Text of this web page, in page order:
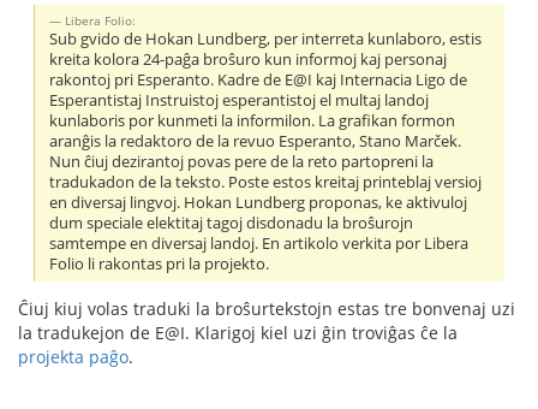
Libera Folio:
Sub gvido de Hokan Lundberg, per interreta kunlaboro, estis
kreita kolora 24-paĝa broŝuro kun informoj kaj personaj
rakontoj pri Esperanto. Kadre de E@I kaj Internacia Ligo de
Esperantistaj Instruistoj esperantistoj el multaj landoj
kunlaboris por kunmeti la informilon. La grafikan formon
aranĝis la redaktoro de la revuo Esperanto, Stano Marček.
Nun ĉiuj dezirantoj povas pere de la reto partopreni la
tradukadon de la teksto. Poste estos kreitaj printeblaj versioj
en diversaj lingvoj. Hokan Lundberg proponas, ke aktivuloj
dum speciale elektitaj tagoj disdonadu la broŝurojn
samtempe en diversaj landoj. En artikolo verkita por Libera
Folio li rakontas pri la projekto.
Ĉiuj kiuj volas traduki la broŝurtekstojn estas tre bonvenaj uzi
la tradukejon de E@I. Klarigoj kiel uzi ĝin troviĝas ĉe la
projekta paĝo.